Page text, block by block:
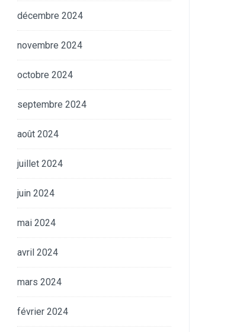
décembre 2024
novembre 2024
octobre 2024
septembre 2024
août 2024
juillet 2024
juin 2024
mai 2024
avril 2024
mars 2024
février 2024